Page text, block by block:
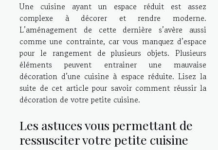
Une cuisine ayant un espace réduit est assez
complexe à décorer et rendre moderne.
L’aménagement de cette dernière s’avère aussi
comme une contrainte, car vous manquez d’espace
pour le rangement de plusieurs objets. Plusieurs
éléments peuvent entrainer une mauvaise
décoration d’une cuisine à espace réduite. Lisez la
suite de cet article pour savoir comment réussir la
décoration de votre petite cuisine.
Les astuces vous permettant de
ressusciter votre petite cuisine